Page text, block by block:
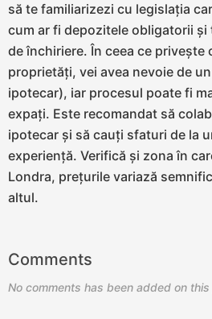
să te familiarizezi cu legislația
cum ar fi depozitele obligatorii
de închiriere. În ceea ce privește
proprietăți, vei avea nevoie de
ipotecar), iar procesul poate fi
expați. Este recomandat să
ipotecar și să cauți sfaturi de la
experiență. Verifică și zona în
Londra, prețurile variază
altul.
Comments
No comments has been added on